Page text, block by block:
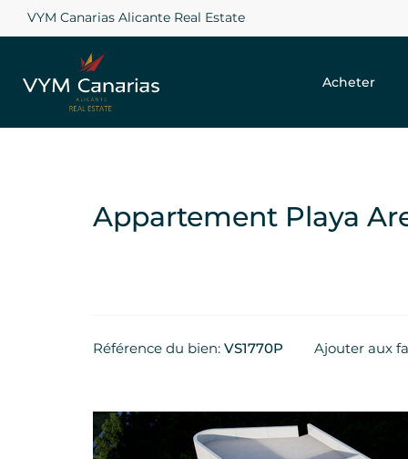
VYM Canarias Alicante Real Estate
Acheter
Appartement Playa
Référence du bien: VS1770P Ajouter aux